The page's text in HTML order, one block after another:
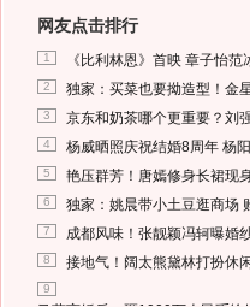
网友点击排行
1 《比利林恩》首映 章子怡
2 独家：买菜也要拗造型！金
3 京东和奶茶哪个更重要？刘
4 杨威晒照庆祝结婚8周年 杨
5 艳压群芳！唐嫣修身长裙现
6 独家：姚晨带小土豆逛商场
7 成都风味！张靓颖冯轲曝婚
8 接地气！阔太熊黛林打扮休
9